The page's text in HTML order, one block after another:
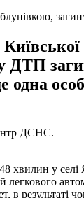
ДТП
ДСНС.
хвилин у селі
легкового
в результаті